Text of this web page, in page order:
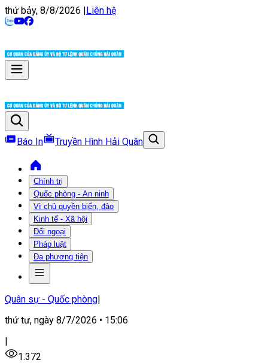
thứ bảy, 8/8/2026 |Liên hệ
Báo In Truyền Hình Hải Quân
Chính trị
Quốc phòng - An ninh
Vì chủ quyền biển, đảo
Kinh tế - Xã hội
Đối ngoại
Pháp luật
Đa phương tiện
Quân sự - Quốc phòng|
thứ tư, ngày 8/7/2026 • 15:06
|
1.372